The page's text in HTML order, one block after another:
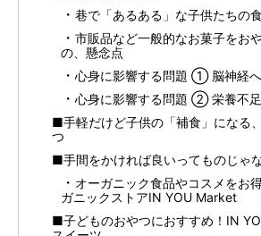
巷で「あるある」な子供たちの
市販品など一般的なお菓子をお
の、懸念点
心身に影響する問題 ① 脳神経
心身に影響する問題 ② 栄養不足
■手軽だけど子供の「補食」になる
つ
■手間をかければ良いってものじゃ
オーガニック食品やコスメをお
ガニックストアIN YOU Market
■子どものおやつにおすすめ！IN